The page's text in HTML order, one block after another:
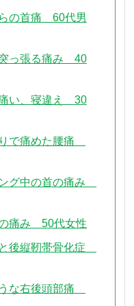
らの首痛 60代男
突っ張る痛み 40
痛い、寝違え 30
で痛めた腰痛
グ中の首の痛み
の痛み 50代女性
後縦靭帯骨化症
な右後頭部痛